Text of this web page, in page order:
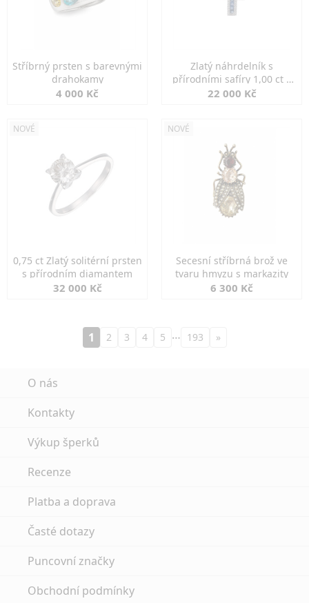
Stříbrný prsten s barevnými
drahokamy
4 000 Kč
Zlatý náhrdelník s
přírodními safíry 1,00 ct a
diamanty
22 000 Kč
NOVÉ
0,75 ct Zlatý solitérní prsten
s přírodním diamantem
32 000 Kč
NOVÉ
Secesní stříbrná brož ve
tvaru hmyzu s markazity
6 300 Kč
1 2 3 4 5 … 193 »
O nás
Kontakty
Výkup šperků
Recenze
Platba a doprava
Časté dotazy
Puncovní značky
Obchodní podmínky